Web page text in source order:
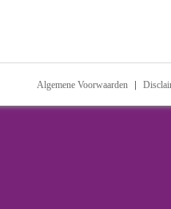
Algemene Voorwaarden